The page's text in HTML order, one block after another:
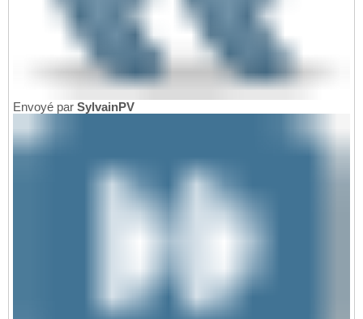
Envoyé par SylvainPV